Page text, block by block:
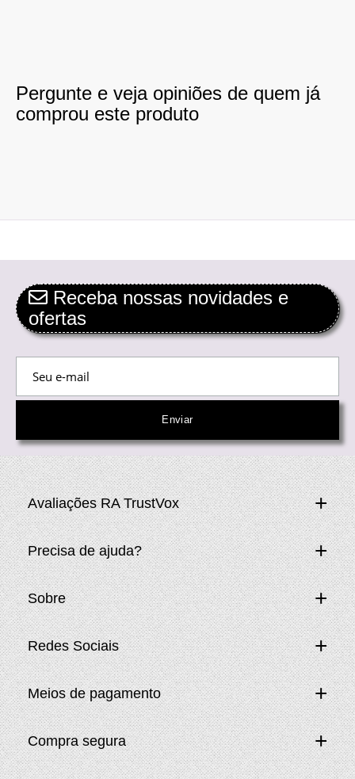
Pergunte e veja opiniões de quem já
comprou este produto
Receba nossas novidades e
ofertas
Avaliações RA TrustVox
Precisa de ajuda?
Sobre
Redes Sociais
Meios de pagamento
Compra segura